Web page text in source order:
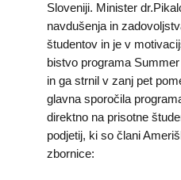
Sloveniji. Minister
navdušenja in
študentov in je v
bistvo programa
in ga strnil v zanj pet
glavna sporočila
direktno na prisotne
podjetij, ki so člani
zbornice: